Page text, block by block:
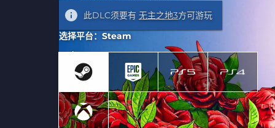
此DLC须要有 无主之地3方可游玩
选择平台：Steam